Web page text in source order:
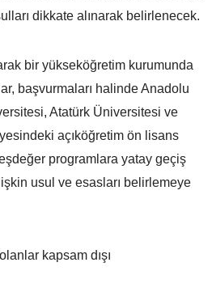
dikkate alınarak belirlenecek.
bir yükseköğretim kurumunda
başvurmaları halinde Anadolu
Atatürk Üniversitesi ve
açıköğretim ön lisans
programlara yatay geçiş
usul ve esasları belirlemeye
kapsam dışı